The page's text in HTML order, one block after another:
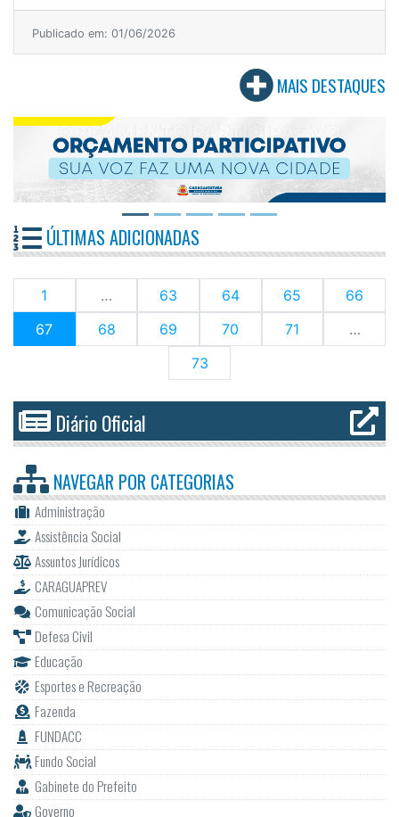
Publicado em: 01/06/2026
MAIS DESTAQUES
ÚLTIMAS ADICIONADAS
1 … 63 64 65
66
67(current)
68 69 70 71
…
73
Diário Oficial
NAVEGAR POR CATEGORIAS
Administração
Assistência Social
Assuntos Jurídicos
CARAGUAPREV
Comunicação Social
Defesa Civil
Educação
Esportes e Recreação
Fazenda
FUNDACC
Fundo Social
Gabinete do Prefeito
Governo